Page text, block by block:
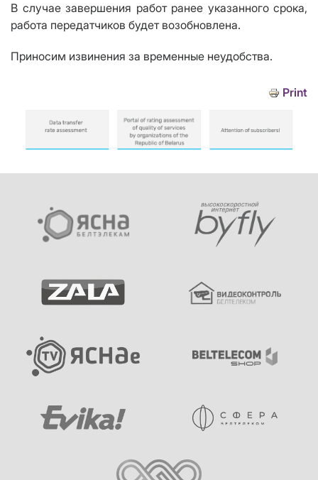
В случае завершения работ ранее указанного срока,
работа передатчиков будет возобновлена.
Приносим извинения за временные неудобства.
Print